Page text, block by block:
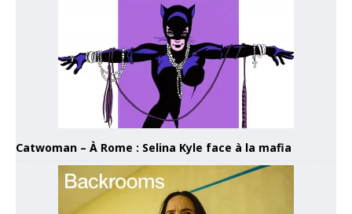
Catwoman – À Rome : Selina Kyle face à la mafia